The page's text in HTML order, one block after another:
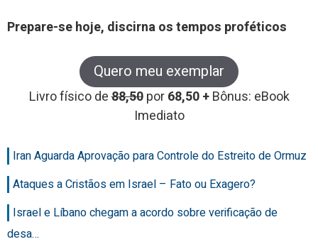
Prepare-se hoje, discirna os tempos proféticos
Quero meu exemplar
Livro físico de88,50 por68,50 +Bônus: eBook
Imediato
Iran Aguarda Aprovação para Controle do Estreito de Ormuz
Ataques a Cristãos em Israel – Fato ou Exagero?
Israel e Líbano chegam a acordo sobre verificação de
desa…